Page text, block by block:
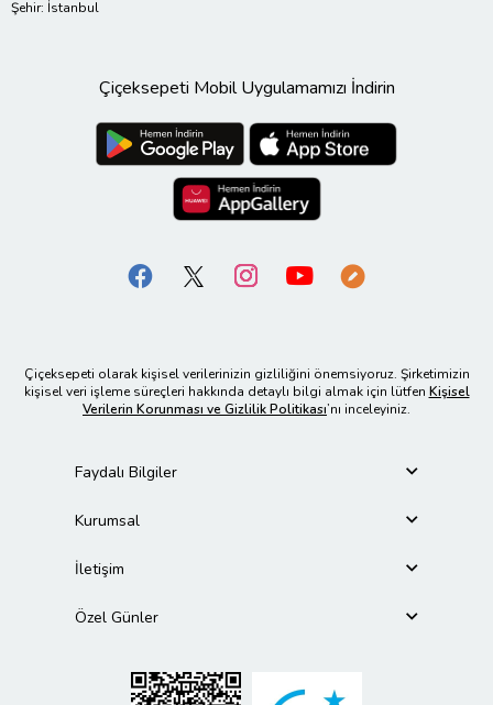
Şehir: İstanbul
Çiçeksepeti Mobil Uygulamamızı İndirin
Çiçeksepeti olarak kişisel verilerinizin gizliliğini önemsiyoruz. Şirketimizin
kişisel veri işleme süreçleri hakkında detaylı bilgi almak için lütfen Kişisel
Verilerin Korunması ve Gizlilik Politikası’nı inceleyiniz.
Faydalı Bilgiler
Kurumsal
İletişim
Özel Günler